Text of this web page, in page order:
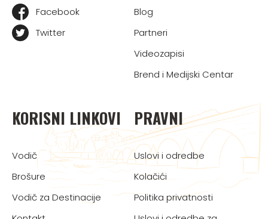
Facebook
Twitter
Blog
Partneri
Videozapisi
Brend i Medijski Centar
KORISNI LINKOVI
Vodič
Brošure
Vodič za Destinacije
PRAVNI
Uslovi i odredbe
Kolačići
Politika privatnosti